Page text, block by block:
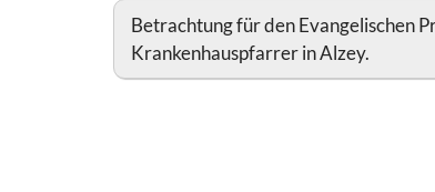
Betrachtung für den Evangelischen
Krankenhauspfarrer in Alzey.